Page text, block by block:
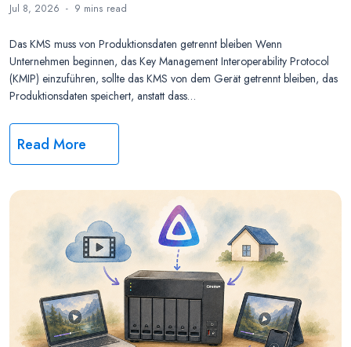
Jul 8, 2026 9 mins read
Das KMS muss von Produktionsdaten getrennt bleiben Wenn
Unternehmen beginnen, das Key Management Interoperability Protocol
(KMIP) einzuführen, sollte das KMS von dem Gerät getrennt bleiben, das
Produktionsdaten speichert, anstatt dass…
Read More